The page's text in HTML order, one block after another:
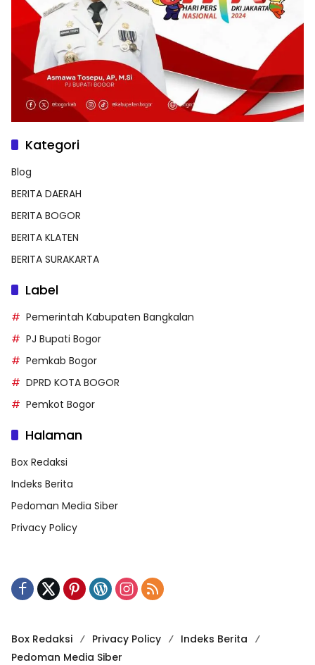
Kategori
Blog
BERITA DAERAH
BERITA BOGOR
BERITA KLATEN
BERITA SURAKARTA
Label
Pemerintah Kabupaten Bangkalan
PJ Bupati Bogor
Pemkab Bogor
DPRD KOTA BOGOR
Pemkot Bogor
Halaman
Box Redaksi
Indeks Berita
Pedoman Media Siber
Privacy Policy
Box Redaksi Privacy Policy
Indeks Berita
Pedoman Media Siber